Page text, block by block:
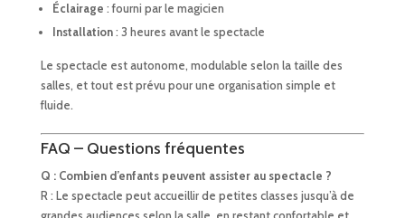
Éclairage : fourni par le magicien
Installation: 3 heures avant le spectacle
Le spectacle est autonome, modulable selon la taille des
salles, et tout est prévu pour une organisation simple et
fluide.
FAQ – Questions fréquentes
Q : Combien d’enfants peuvent assister au spectacle ?
R : Le spectacle peut accueillir de petites classes jusqu’à de